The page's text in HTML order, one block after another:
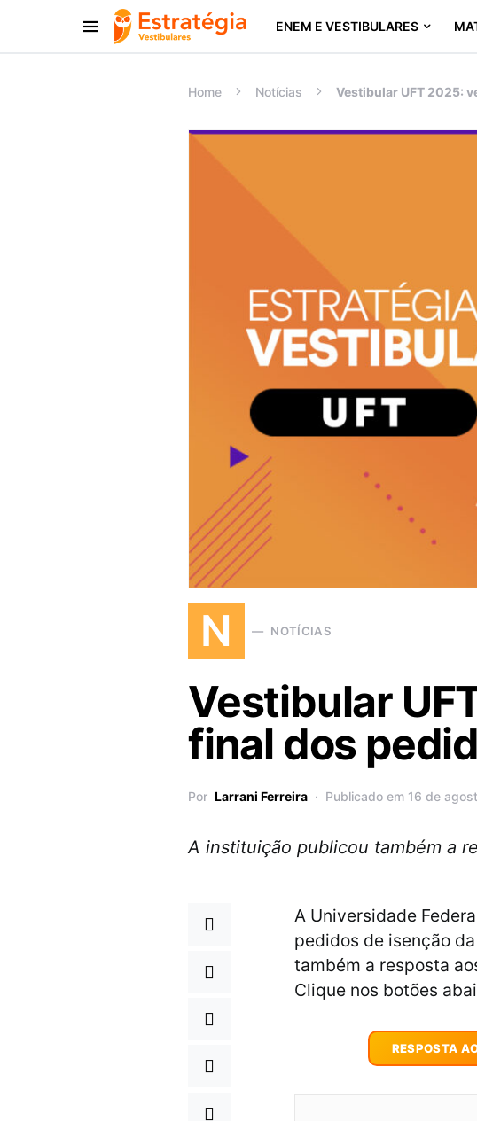
ENEM E VESTIBULARES
Procurar:
Home Notícias Vestibular UFT 2025:
N NOTÍCIAS
Vestibular
final dos
Por Larrani Ferreira Publicado em 16 de
A instituição publicou também a
A Universidade
pedidos de isenção
também a resposta
Clique nos botões
RESPOSTA